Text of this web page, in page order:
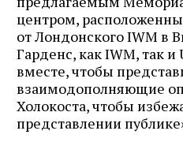
центром,
от Лондонского IWM в
Гарденс, как IWM, так и
вместе, чтобы
взаимодополняющие
Холокоста, чтобы
представлении